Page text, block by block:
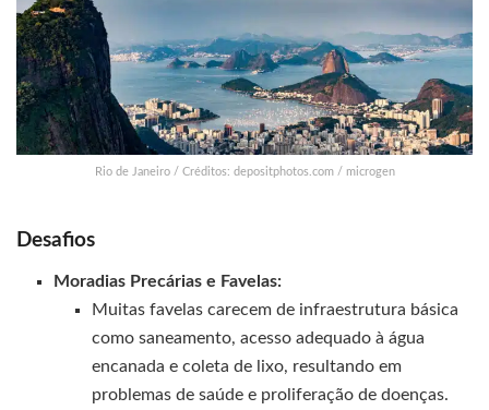
Rio de Janeiro / Créditos: depositphotos.com / microgen
Desafios
Moradias Precárias e Favelas:
Muitas favelas carecem de infraestrutura básica
como saneamento, acesso adequado à água
encanada e coleta de lixo, resultando em
problemas de saúde e proliferação de doenças.